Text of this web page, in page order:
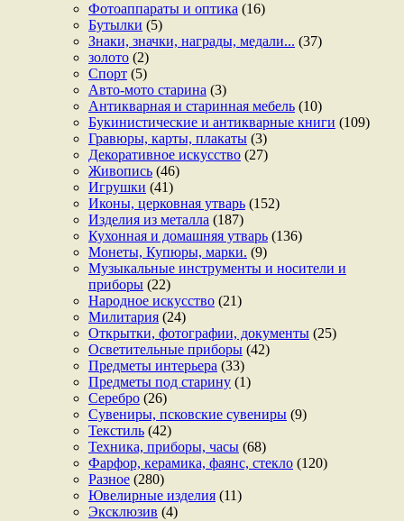
Фотоаппараты и оптика (16)
Бутылки (5)
Знаки, значки, награды, медали... (37)
золото (2)
Спорт (5)
Авто-мото старина (3)
Антикварная и старинная мебель (10)
Букинистические и антикварные книги (109)
Гравюры, карты, плакаты (3)
Декоративное искусство (27)
Живопись (46)
Игрушки (41)
Иконы, церковная утварь (152)
Изделия из металла (187)
Кухонная и домашняя утварь (136)
Монеты, Купюры, марки. (9)
Музыкальные инструменты и носители и
приборы (22)
Народное искусство (21)
Милитария (24)
Открытки, фотографии, документы (25)
Осветительные приборы (42)
Предметы интерьера (33)
Предметы под старину (1)
Серебро (26)
Сувениры, псковские сувениры (9)
Текстиль (42)
Техника, приборы, часы (68)
Фарфор, керамика, фаянс, стекло (120)
Разное (280)
Ювелирные изделия (11)
Эксклюзив (4)